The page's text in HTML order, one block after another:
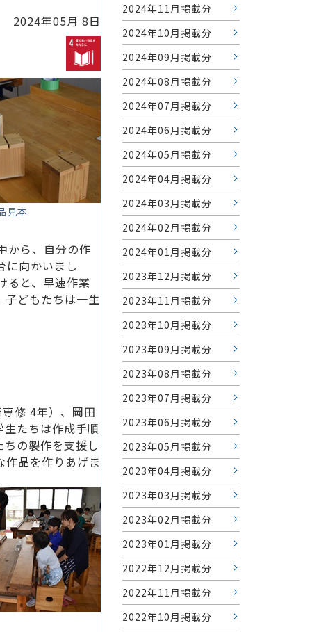
2024年05月 8日
見本
から、自分の作
に向かいまし
ると、早速作業
子どもたちは一生
修 4年）、岡田
たちは作成手順
の製作を支援し
作品を作りあげま
2024年11月掲載分
2024年10月掲載分
2024年09月掲載分
2024年08月掲載分
2024年07月掲載分
2024年06月掲載分
2024年05月掲載分
2024年04月掲載分
2024年03月掲載分
2024年02月掲載分
2024年01月掲載分
2023年12月掲載分
2023年11月掲載分
2023年10月掲載分
2023年09月掲載分
2023年08月掲載分
2023年07月掲載分
2023年06月掲載分
2023年05月掲載分
2023年04月掲載分
2023年03月掲載分
2023年02月掲載分
2023年01月掲載分
2022年12月掲載分
2022年11月掲載分
2022年10月掲載分